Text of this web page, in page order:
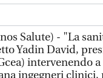
Salute) - "La
Yadin David,
intervenendo
ingegneri clinici,